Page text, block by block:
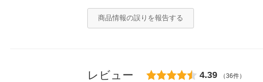
商品情報の誤りを報告する
レビュー 4.39 （36件）